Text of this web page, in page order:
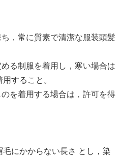
，常に質素で清潔な服装頭髪
る制服を着用し，寒い場合は
すること。
を着用する場合は，許可を得
にかからない長さ とし，染